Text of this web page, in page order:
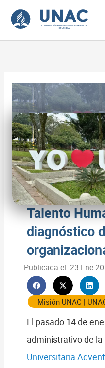
contenido
Talento
diagnóstico
Publicada el: 23 Ene
Misión UNAC |
El pasado 14 de
administrativo de la
Universitaria